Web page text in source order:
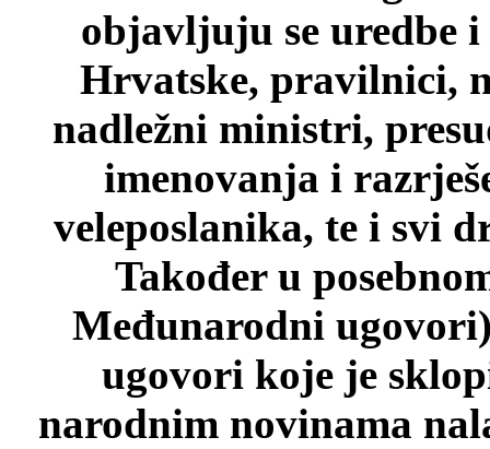
objavljuju se uredbe
Hrvatske, pravilnici,
nadležni ministri,
imenovanja i
veleposlanika, te i svi
Također u
Međunarodni
ugovori koje je
narodnim novinama